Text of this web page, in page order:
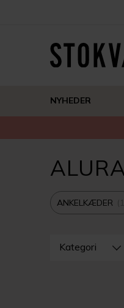
NYHEDER
ANKELKÆDER
Kategori